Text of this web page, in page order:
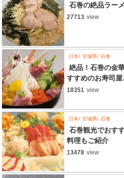
石巻の絶品ラー
27713 view
日本 宮城県 石巻
絶品！石巻の金
すすめのお寿司屋
18351 view
日本 宮城県 石巻
石巻観光でおす
料理もご紹介
13478 view